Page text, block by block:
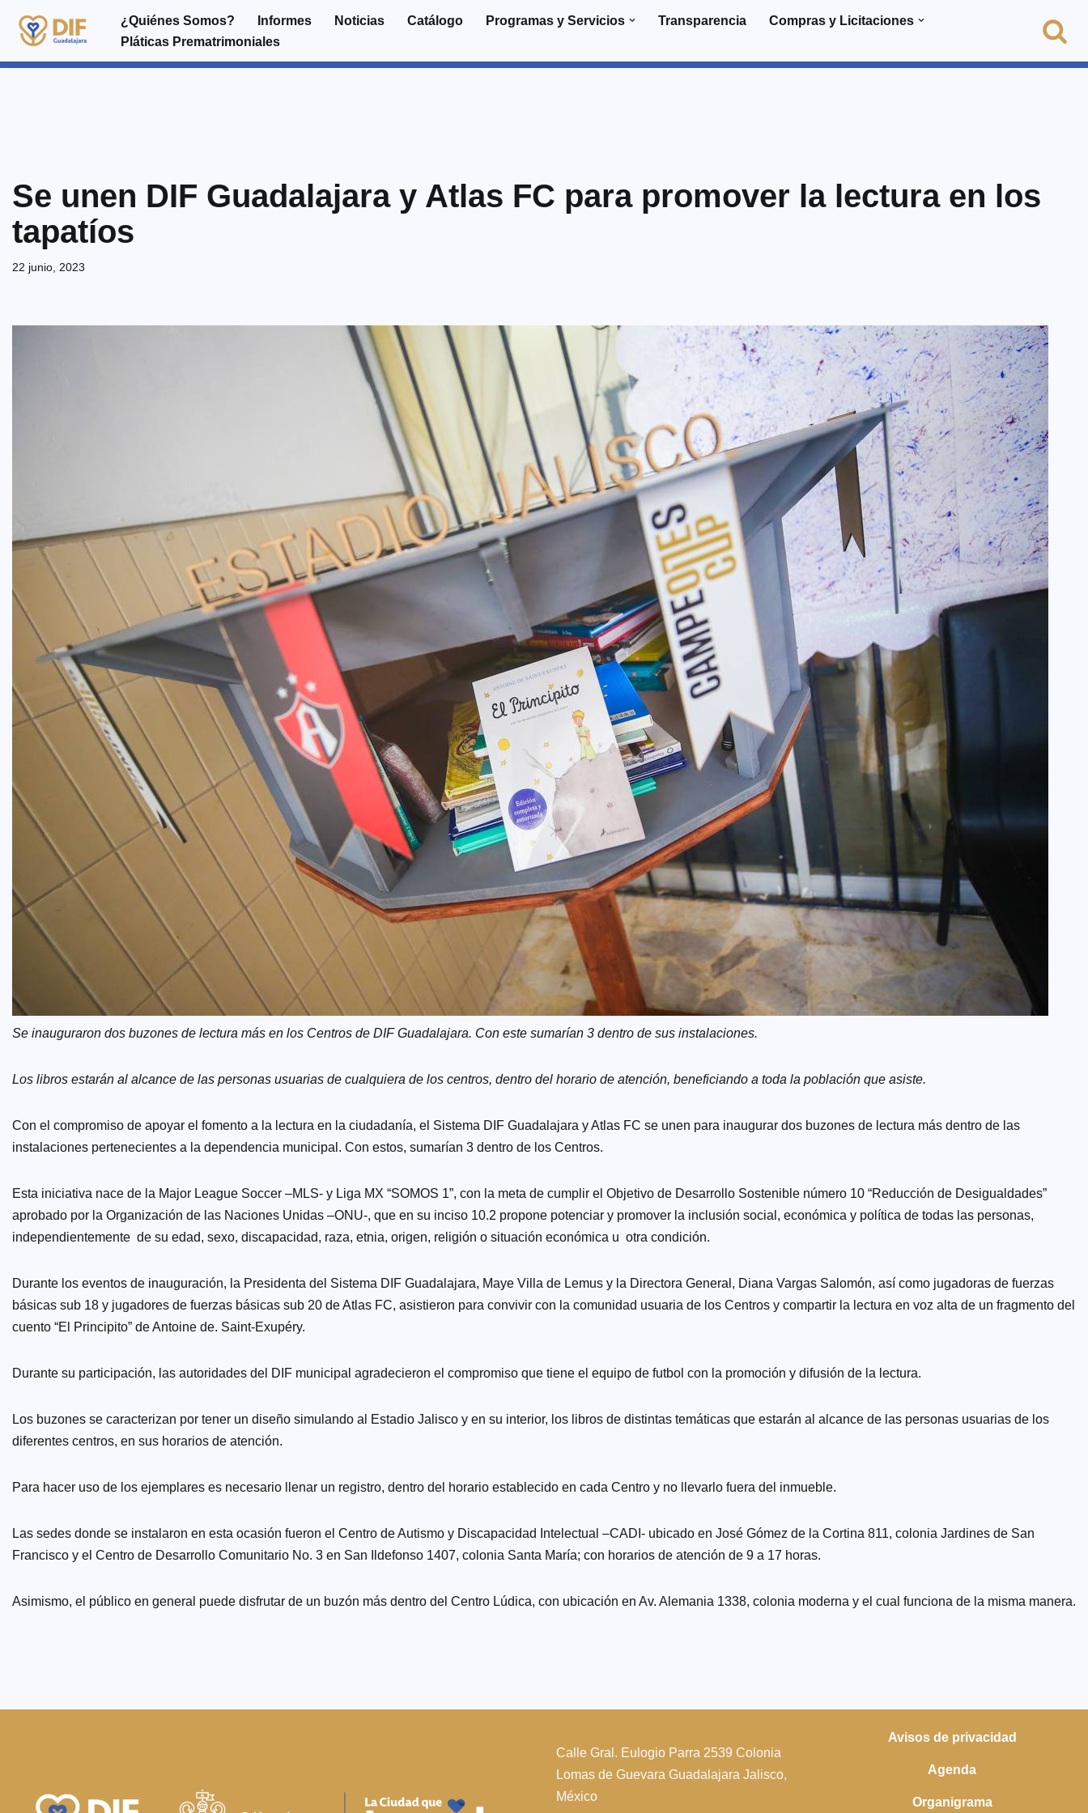
Saltar
al
¿Quiénes Somos? Informes Noticias Catálogo Programas y Servicios Transparencia
Compras y Licitaciones
Pláticas Prematrimoniales
Se unen DIF Guadalajara y Atlas FC para promover la lectura en los
tapatíos
22 junio, 2023
Se inauguraron dos buzones de lectura más en los Centros de DIF Guadalajara. Con este sumarían 3 dentro de sus instalaciones.
Los libros estarán al alcance de las personas usuarias de cualquiera de los centros, dentro del horario de atención, beneficiando a toda la población que asiste.
Con el compromiso de apoyar el fomento a la lectura en la ciudadanía, el Sistema DIF Guadalajara y Atlas FC se unen para inaugurar dos buzones de lectura más dentro de las
instalaciones pertenecientes a la dependencia municipal. Con estos, sumarían 3 dentro de los Centros.
Esta iniciativa nace de la Major League Soccer –MLS- y Liga MX “SOMOS 1”, con la meta de cumplir el Objetivo de Desarrollo Sostenible número 10 “Reducción de Desigualdades”
aprobado por la Organización de las Naciones Unidas –ONU-, que en su inciso 10.2 propone potenciar y promover la inclusión social, económica y política de todas las personas,
independientemente de su edad, sexo, discapacidad, raza, etnia, origen, religión o situación económica u otra condición.
Durante los eventos de inauguración, la Presidenta del Sistema DIF Guadalajara, Maye Villa de Lemus y la Directora General, Diana Vargas Salomón, así como jugadoras de fuerzas
básicas sub 18 y jugadores de fuerzas básicas sub 20 de Atlas FC, asistieron para convivir con la comunidad usuaria de los Centros y compartir la lectura en voz alta de un fragmento del
cuento “El Principito” de Antoine de. Saint-Exupéry.
Durante su participación, las autoridades del DIF municipal agradecieron el compromiso que tiene el equipo de futbol con la promoción y difusión de la lectura.
Los buzones se caracterizan por tener un diseño simulando al Estadio Jalisco y en su interior, los libros de distintas temáticas que estarán al alcance de las personas usuarias de los
diferentes centros, en sus horarios de atención.
Para hacer uso de los ejemplares es necesario llenar un registro, dentro del horario establecido en cada Centro y no llevarlo fuera del inmueble.
Las sedes donde se instalaron en esta ocasión fueron el Centro de Autismo y Discapacidad Intelectual –CADI- ubicado en José Gómez de la Cortina 811, colonia Jardines de San
Francisco y el Centro de Desarrollo Comunitario No. 3 en San Ildefonso 1407, colonia Santa María; con horarios de atención de 9 a 17 horas.
Asimismo, el público en general puede disfrutar de un buzón más dentro del Centro Lúdica, con ubicación en Av. Alemania 1338, colonia moderna y el cual funciona de la misma manera.
Calle Gral. Eulogio Parra 2539 Colonia
Lomas de Guevara Guadalajara Jalisco,
México
Avisos de privacidad
Agenda
Organigrama